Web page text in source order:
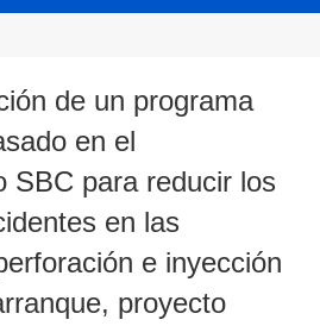
de un programa
en el
SBC para reducir los
en las
e inyección
proyecto